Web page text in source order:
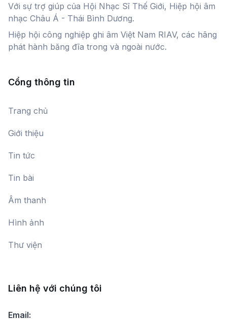
Với sự trợ giúp của Hội Nhạc Sĩ Thế Giới, Hiệp hội âm
nhạc Châu Á - Thái Bình Dương.
Hiệp hội công nghiệp ghi âm Việt Nam RIAV, các hãng
phát hành băng đĩa trong và ngoài nước.
Cổng thông tin
Trang chủ
Giới thiệu
Tin tức
Tin bài
Âm thanh
Hình ảnh
Thư viện
Liên hệ với chúng tôi
Email: